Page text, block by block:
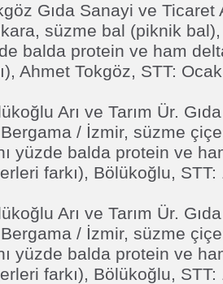
Gıda Sanayi ve Ticaret
süzme bal (piknik
balda protein ve ham
Ahmet Tokgöz, STT:
Arı ve Tarım Ür.
/ İzmir, süzme
yüzde balda protein ve
farkı), Bölükoğlu,
Arı ve Tarım Ür.
/ İzmir, süzme
yüzde balda protein ve
farkı), Bölükoğlu,